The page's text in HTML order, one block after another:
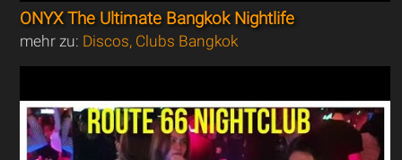
ONYX The Ultimate Bangkok Nightlife
mehr zu: Discos, Clubs Bangkok